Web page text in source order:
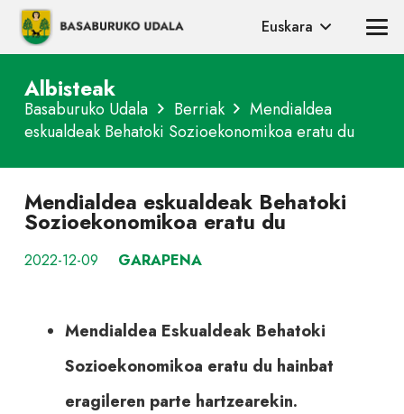
Euskara
Albisteak
Basaburuko Udala Berriak
Mendialdea
eskualdeak Behatoki Sozioekonomikoa eratu du
Mendialdea eskualdeak Behatoki
Sozioekonomikoa eratu du
2022-12-09 GARAPENA
Mendialdea Eskualdeak Behatoki
Sozioekonomikoa eratu du hainbat
eragileren parte hartzearekin.